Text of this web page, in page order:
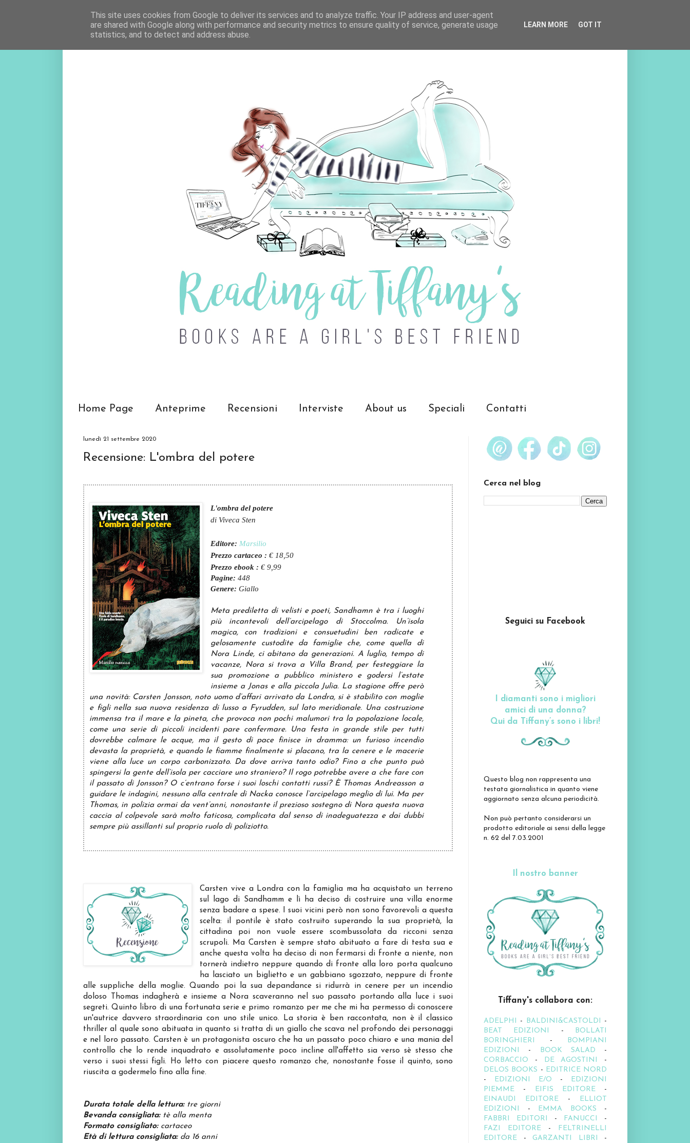
Home Page Anteprime Recensioni Interviste About us Speciali Contatti
lunedì 21 settembre 2020
Recensione: L'ombra del potere
L'ombra del potere
di Viveca Sten
Editore: Marsilio
Prezzo cartaceo : € 18,50
Prezzo ebook : € 9,99
Pagine: 448
Genere: Giallo
Meta prediletta di velisti e poeti, Sandhamn è tra i luoghi
più incantevoli dell’arcipelago di Stoccolma. Un’isola
magica, con tradizioni e consuetudini ben radicate e
gelosamente custodite da famiglie che, come quella di
Nora Linde, ci abitano da generazioni. A luglio, tempo di
vacanze, Nora si trova a Villa Brand, per festeggiare la
sua promozione a pubblico ministero e godersi l’estate
insieme a Jonas e alla piccola Julia. La stagione offre però
una novità: Carsten Jonsson, noto uomo d’affari arrivato da Londra, si è stabilito con moglie
e figli nella sua nuova residenza di lusso a Fyrudden, sul lato meridionale. Una costruzione
immensa tra il mare e la pineta, che provoca non pochi malumori tra la popolazione locale,
come una serie di piccoli incidenti pare confermare. Una festa in grande stile per tutti
dovrebbe calmare le acque, ma il gesto di pace finisce in dramma: un furioso incendio
devasta la proprietà, e quando le fiamme finalmente si placano, tra la cenere e le macerie
viene alla luce un corpo carbonizzato. Da dove arriva tanto odio? Fino a che punto può
spingersi la gente dell’isola per cacciare uno straniero? Il rogo potrebbe avere a che fare con
il passato di Jonsson? O c’entrano forse i suoi loschi contatti russi? È Thomas Andreasson a
guidare le indagini, nessuno alla centrale di Nacka conosce l’arcipelago meglio di lui. Ma per
Thomas, in polizia ormai da vent’anni, nonostante il prezioso sostegno di Nora questa nuova
caccia al colpevole sarà molto faticosa, complicata dal senso di inadeguatezza e dai dubbi
sempre più assillanti sul proprio ruolo di poliziotto.
Carsten vive a Londra con la famiglia ma ha acquistato un terreno
sul lago di Sandhamm e lì ha deciso di costruire una villa enorme
senza badare a spese. I suoi vicini però non sono favorevoli a questa
scelta: il pontile è stato costruito superando la sua proprietà, la
cittadina poi non vuole essere scombussolata da ricconi senza
scrupoli. Ma Carsten è sempre stato abituato a fare di testa sua e
anche questa volta ha deciso di non fermarsi di fronte a niente, non
tornerà indietro neppure quando di fronte alla loro porta qualcuno
ha lasciato un biglietto e un gabbiano sgozzato, neppure di fronte
alle suppliche della moglie. Quando poi la sua depandance si ridurrà in cenere per un incendio
doloso Thomas indagherà e insieme a Nora scaveranno nel suo passato portando alla luce i suoi
segreti. Quinto libro di una fortunata serie e primo romanzo per me che mi ha permesso di conoscere
un'autrice davvero straordinaria con uno stile unico. La storia è ben raccontata, non è il classico
thriller al quale sono abituata in quanto si tratta di un giallo che scava nel profondo dei personaggi
e nel loro passato. Carsten è un protagonista oscuro che ha un passato poco chiaro e una mania del
controllo che lo rende inquadrato e assolutamente poco incline all'affetto sia verso sè stesso che
verso i suoi stessi figli. Ho letto con piacere questo romanzo che, nonostante fosse il quinto, sono
riuscita a godermelo fino alla fine.
Durata totale della lettura:tre giorni
Bevanda consigliata: tè alla menta
Formato consigliato: cartaceo
Età di lettura consigliata:da 16 anni
Cerca nel blog
Seguici su Facebook
I diamanti sono i migliori
amici di una donna?
Qui da Tiffany’s sono i libri!
Questo blog non rappresenta una
testata giornalistica in quanto viene
aggiornato senza alcuna periodicità.
Non può pertanto considerarsi un
prodotto editoriale ai sensi della legge
n. 62 del 7.03.2001
Il nostro banner
Tiffany's collabora con:
ADELPHI - BALDINI&CASTOLDI -
BEAT EDIZIONI
- BOLLATI
BORINGHIERI - BOMPIANI
EDIZIONI
- BOOK SALAD -
CORBACCIO - DE AGOSTINI
-
DELOS BOOKS - EDITRICE NORD
- EDIZIONI E/O - EDIZIONI
PIEMME - EIFIS EDITORE-
EINAUDI EDITORE - ELLIOT
EDIZIONI
- EMMA BOOKS -
FABBRI EDITORI
- FANUCCI
-
FAZI EDITORE - FELTRINELLI
EDITORE - GARZANTI LIBRI -
This site uses cookies from Google to deliver its services and to analyze traffic. Your IP address and user-agent
are shared with Google along with performance and security metrics to ensure quality of service, generate usage
statistics, and to detect and address abuse.
LEARN MORE GOT IT